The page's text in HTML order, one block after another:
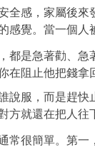
全感，家屬後
感覺。當一個人
都是急著勸、
在阻止他把錢拿
說服，而是趕
方就還在把人往
常很簡單。第